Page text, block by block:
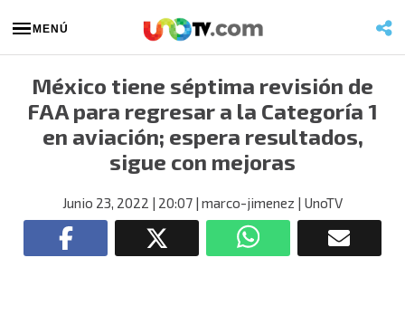
MENÚ
México tiene séptima revisión de
FAA para regresar a la Categoría 1
en aviación; espera resultados,
sigue con mejoras
Junio 23, 2022 | 20:07 | marco-jimenez | UnoTV